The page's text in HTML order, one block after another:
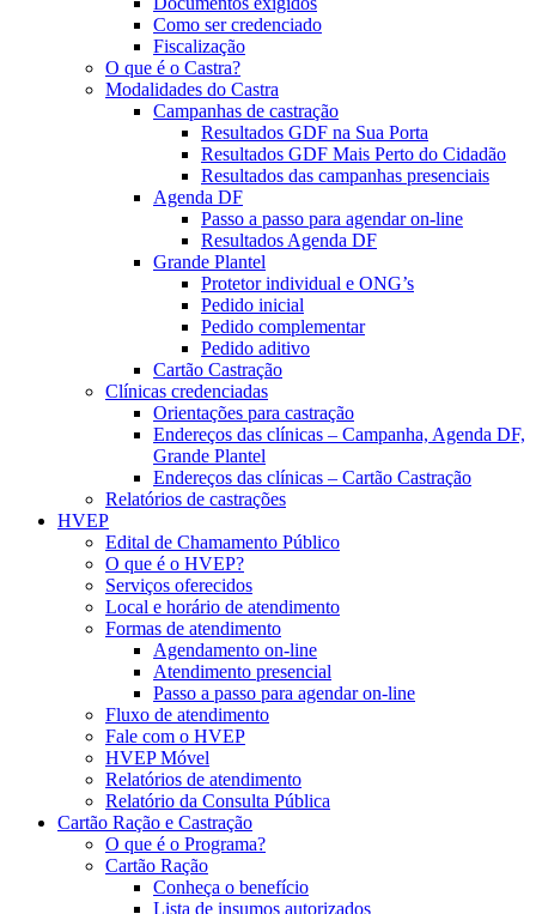
Como ser credenciado
Fiscalização
O que é o Castra?
Modalidades do Castra
Campanhas de castração
Resultados GDF na Sua Porta
Resultados GDF Mais Perto do Cidadão
Resultados das campanhas presenciais
Agenda DF
Passo a passo para agendar on-line
Resultados Agenda DF
Grande Plantel
Protetor individual e ONG’s
Pedido inicial
Pedido complementar
Pedido aditivo
Cartão Castração
Clínicas credenciadas
Orientações para castração
Endereços das clínicas – Campanha, Agenda DF,
Grande Plantel
Endereços das clínicas – Cartão Castração
Relatórios de castrações
HVEP
Edital de Chamamento Público
O que é o HVEP?
Serviços oferecidos
Local e horário de atendimento
Formas de atendimento
Agendamento on-line
Atendimento presencial
Passo a passo para agendar on-line
Fluxo de atendimento
Fale com o HVEP
HVEP Móvel
Relatórios de atendimento
Relatório da Consulta Pública
Cartão Ração e Castração
O que é o Programa?
Cartão Ração
Conheça o benefício
Lista de insumos autorizados